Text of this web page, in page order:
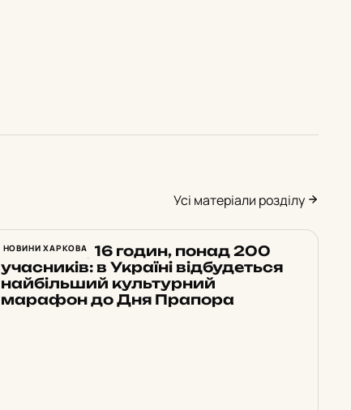
Усі матеріали розділу
НОВИНИ ХАРКОВА
14 земель, 16 годин, понад 200
учасників: в Україні відбудеться
найбільший культурний
марафон до Дня Прапора